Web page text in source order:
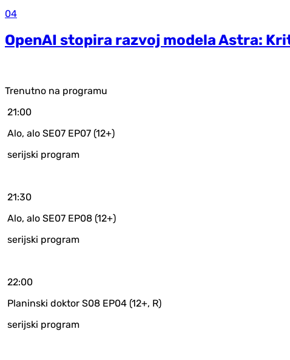
04
OpenAI stopira razvoj modela Astra:
Trenutno na programu
21:00
Alo, alo SE07 EP07 (12+)
serijski program
21:30
Alo, alo SE07 EP08 (12+)
serijski program
22:00
Planinski doktor S08 EP04 (12+, R)
serijski program